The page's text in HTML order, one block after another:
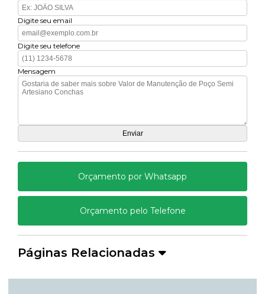
Digite seu email
Digite seu telefone
Mensagem
Orçamento por Whatsapp
Orçamento pelo Telefone
Páginas Relacionadas